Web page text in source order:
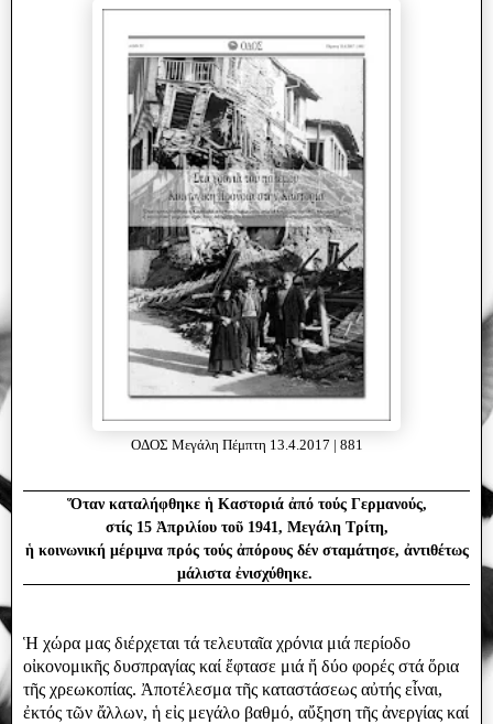
ΟΔΟΣ Μεγάλη Πέμπτη 13.4.2017 | 881
Ὅταν καταλήφθηκε ἡ Καστοριά ἀπό τούς Γερμανούς,
στίς 15 Ἀπριλίου τοῦ 1941, Μεγάλη Τρίτη,
ἡ κοινωνική μέριμνα πρός τούς ἀπόρους δέν σταμάτησε, ἀντιθέτως
μάλιστα ἐνισχύθηκε.
Ἡ χώρα μας διέρχεται τά τελευταῖα χρόνια μιά περίοδο
οἰκονομικῆς δυσπραγίας καί ἔφτασε μιά ἤ δύο φορές στά ὅρια
τῆς χρεωκοπίας. Ἀποτέλεσμα τῆς καταστάσεως αὐτής εἶναι,
ἐκτός τῶν ἄλλων, ἡ εἰς μεγάλο βαθμό, αὔξηση τῆς ἀνεργίας καί